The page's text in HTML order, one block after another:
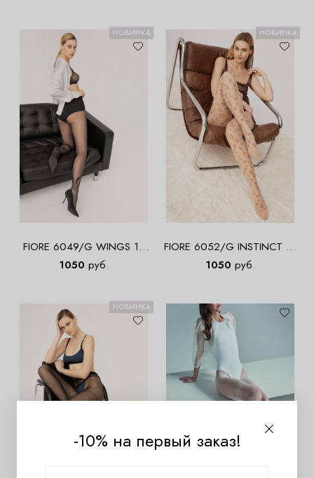
НОВИНКА
FIORE 6049/G WINGS 15
DEN Колготки
1050 руб.
НОВИНКА
FIORE 6052/G INSTINCT 15
DEN Колготки
1050 руб.
НОВИНКА
-10% на первый заказ!